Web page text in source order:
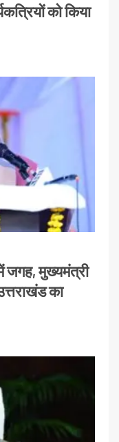
को किया
में जगह, मुख्यमंत्री
का